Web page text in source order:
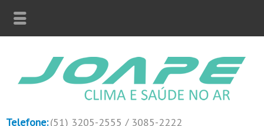
Telefone:(51) 3205-2555 / 3085-2222